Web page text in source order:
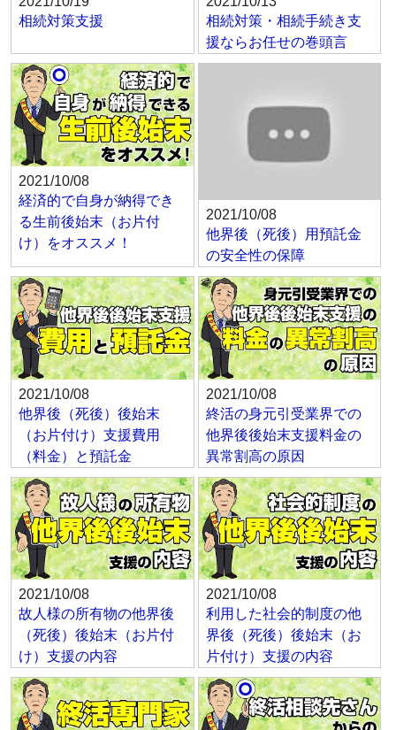
相続対策支援
相続対策・相続手続き支
援ならお任せの巻頭言
2021/10/08
経済的で自身が納得でき
る生前後始末（お片付
け）をオススメ！
2021/10/08
他界後（死後）用預託金
の安全性の保障
2021/10/08
他界後（死後）後始末
（お片付け）支援費用
（料金）と預託金
2021/10/08
終活の身元引受業界での
他界後後始末支援料金の
異常割高の原因
2021/10/08
故人様の所有物の他界後
（死後）後始末（お片付
け）支援の内容
2021/10/08
利用した社会的制度の他
界後（死後）後始末（お
片付け）支援の内容